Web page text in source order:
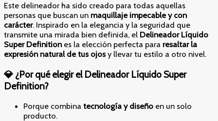
Este delineador ha sido creado para todas aquellas
personas que buscan un maquillaje impecable y con
carácter. Inspirado en la elegancia y la seguridad que
transmite una mirada bien definida, el Delineador Líquido
Super Definitiones la elección perfecta para resaltar la
expresión natural de tus ojosy llevar tu estilo a otro nivel.
💎 ¿Por qué elegir el Delineador Líquido Super
Definition?
Porque combina tecnología y diseño en un solo
producto.